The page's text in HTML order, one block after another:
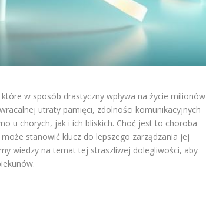
w sposób drastyczny wpływa na życie milionów
utraty pamięci, zdolności komunikacyjnych
u chorych, jak i ich bliskich. Choć jest to choroba
stanowić klucz do lepszego zarządzania jej
wiedzy na temat tej straszliwej dolegliwości, aby